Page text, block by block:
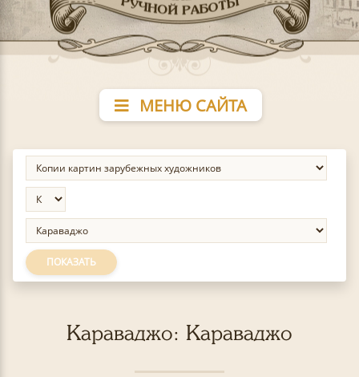
МЕНЮ САЙТА
ПОКАЗАТЬ
Караваджо: Караваджо